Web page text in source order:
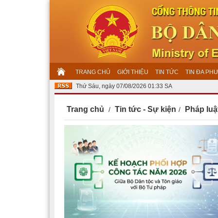
TRANG CHỦ GIỚI THIỆU TIN TỨC TIN ĐA
Thứ Sáu, ngày 07/08/2026 01:33 SA
Trang chủ Tin tức - Sự kiện Pháp